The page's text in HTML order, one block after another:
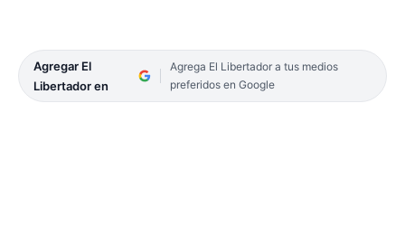
Agregar El
Libertador en
Agrega El Libertador a tus medios
preferidos en Google